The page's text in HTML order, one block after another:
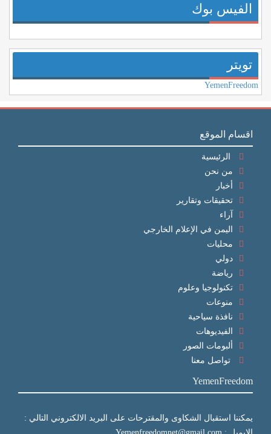
الفيس بوك
تويتر
YemenFreedom
اقسام الموقع
الرئيسية
من نحن
أخبار
تحقيقات وتقارير
آراء
اليمن في الإعلام الخارجي
محليات
دولي
رياضة
تكنولوجيا وعلوم
منوعات
نافذة سياحية
الفيديوهات
ألبومات الصور
تواصل معنا
YemenFreedom
يمكننا استقبال الشكاوى والمقترحات على البريد الالكتروني التالي :